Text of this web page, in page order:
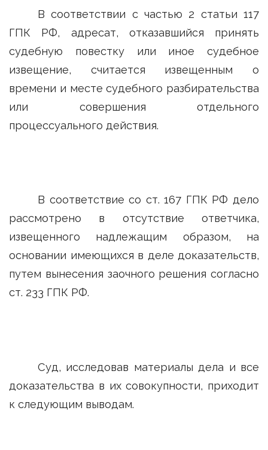
В соответствии с частью 2 статьи 117
ГПК РФ, адресат, отказавшийся принять
судебную повестку или иное судебное
извещение, считается извещенным о
времени и месте судебного разбирательства
или совершения отдельного
процессуального действия.
В соответствие со ст. 167 ГПК РФ дело
рассмотрено в отсутствие ответчика,
извещенного надлежащим образом, на
основании имеющихся в деле доказательств,
путем вынесения заочного решения согласно
ст. 233 ГПК РФ.
Суд, исследовав материалы дела и все
доказательства в их совокупности, приходит
к следующим выводам.